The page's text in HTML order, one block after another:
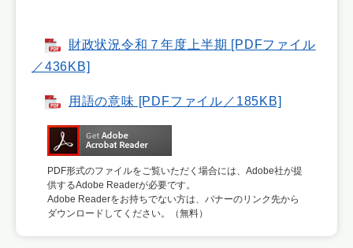
財政状況令和７年度上半期 [PDFファイル
／436KB]
用語の意味 [PDFファイル／185KB]
PDF形式のファイルをご覧いただく場合には、Adobe社が提
供するAdobe Readerが必要です。
Adobe Readerをお持ちでない方は、バナーのリンク先から
ダウンロードしてください。（無料）